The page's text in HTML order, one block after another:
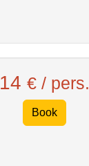
14€ / pers.
Book